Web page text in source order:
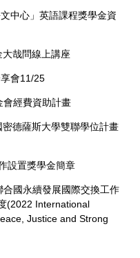
中心」英語課程獎學金資
大哉問線上講座
會11/25
會經費資助計畫
密德薩斯大學雙聯學位計畫
設置獎學金簡章
合國永續發展國際交換工作
(2022 International
Justice and Strong